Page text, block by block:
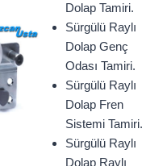
Dolap Tamiri.
Sürgülü Raylı
Dolap Genç
Odası Tamiri.
Sürgülü Raylı
Dolap Fren
Sistemi Tamiri.
Sürgülü Raylı
Dolap Raylı